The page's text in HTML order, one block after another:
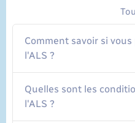
Comment savoir si
l'ALS ?
Quelles sont les
l'ALS ?